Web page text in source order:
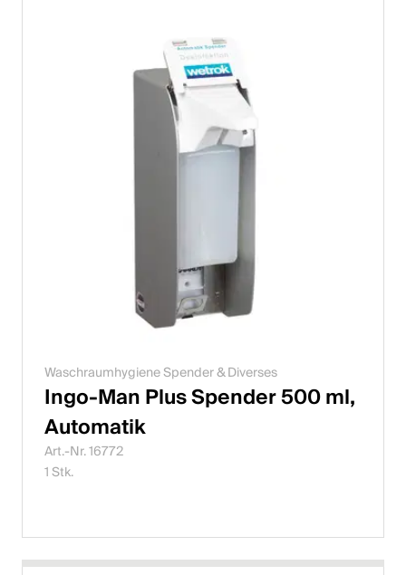
Waschraumhygiene Spender & Diverses
Ingo-Man Plus Spender 500 ml,
Automatik
Art.-Nr. 16772
1 Stk.